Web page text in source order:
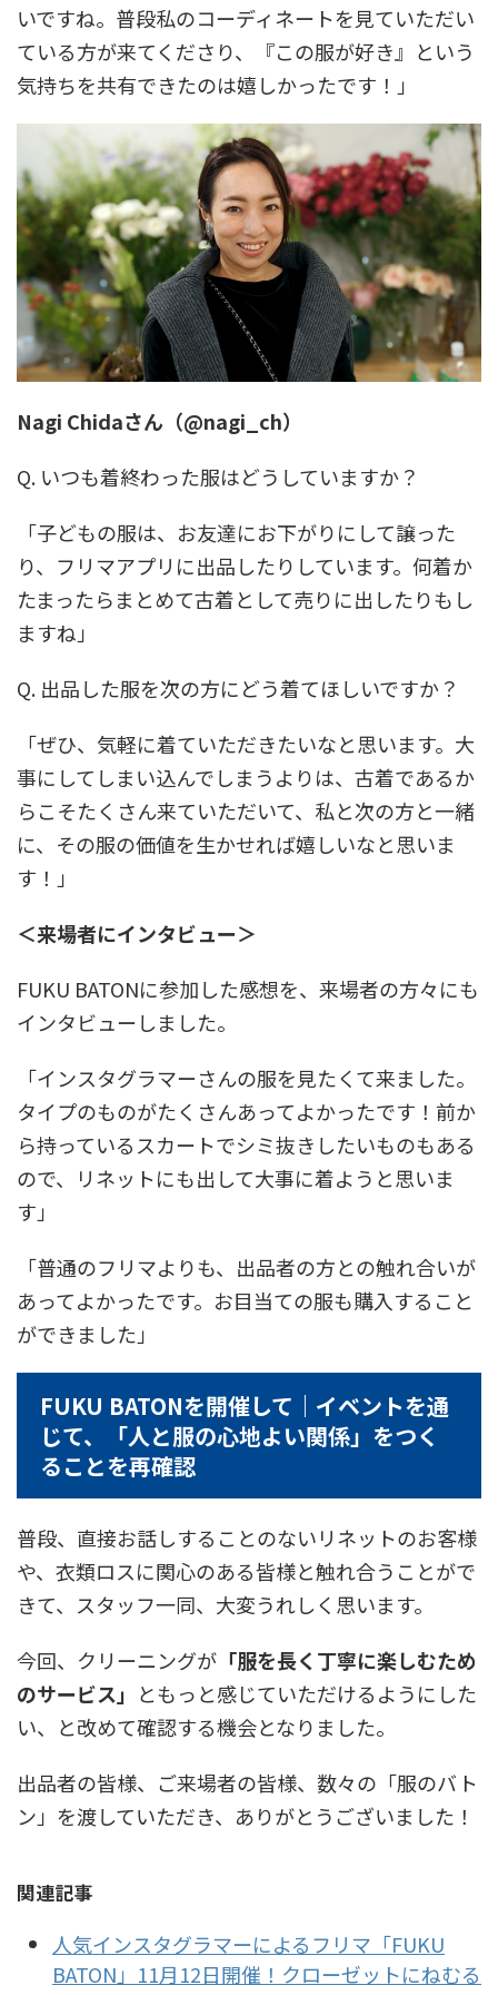
いですね。普段私のコーディネートを見ていただい
ている方が来てくださり、『この服が好き』という
気持ちを共有できたのは嬉しかったです！」
Nagi Chidaさん（@nagi_ch）
Q. いつも着終わった服はどうしていますか？
「子どもの服は、お友達にお下がりにして譲った
り、フリマアプリに出品したりしています。何着か
たまったらまとめて古着として売りに出したりもし
ますね」
Q. 出品した服を次の方にどう着てほしいですか？
「ぜひ、気軽に着ていただきたいなと思います。大
事にしてしまい込んでしまうよりは、古着であるか
らこそたくさん来ていただいて、私と次の方と一緒
に、その服の価値を生かせれば嬉しいなと思いま
す！」
＜来場者にインタビュー＞
FUKU BATONに参加した感想を、来場者の方々にも
インタビューしました。
「インスタグラマーさんの服を見たくて来ました。
タイプのものがたくさんあってよかったです！前か
ら持っているスカートでシミ抜きしたいものもある
ので、リネットにも出して大事に着ようと思いま
す」
「普通のフリマよりも、出品者の方との触れ合いが
あってよかったです。お目当ての服も購入すること
ができました」
FUKU BATONを開催して｜イベントを通
じて、「人と服の心地よい関係」をつく
ることを再確認
普段、直接お話しすることのないリネットのお客様
や、衣類ロスに関心のある皆様と触れ合うことがで
きて、スタッフ一同、大変うれしく思います。
今回、クリーニングが 「服を長く丁寧に楽しむため
のサービス」 ともっと感じていただけるようにした
い、と改めて確認する機会となりました。
出品者の皆様、ご来場者の皆様、数々の「服のバト
ン」を渡していただき、ありがとうございました！
関連記事
人気インスタグラマーによるフリマ「FUKU
BATON」11月12日開催！クローゼットにねむる